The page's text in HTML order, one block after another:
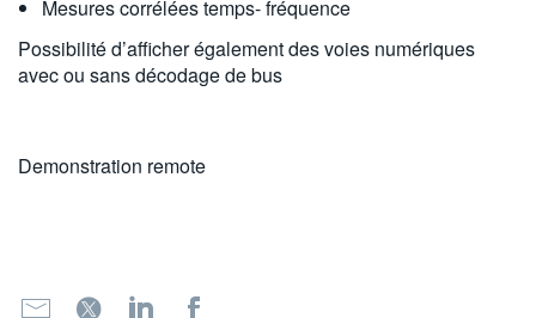
Mesures corrélées temps- fréquence
Possibilité d’afficher également des voies numériques
avec ou sans décodage de bus
Demonstration remote